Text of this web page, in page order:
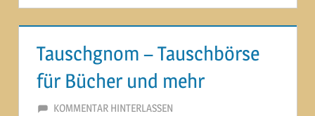
Tauschgnom – Tauschbörse
für Bücher und mehr
21. MÄRZ 2015
MARTINA BERG
KOMMENTAR HINTERLASSEN